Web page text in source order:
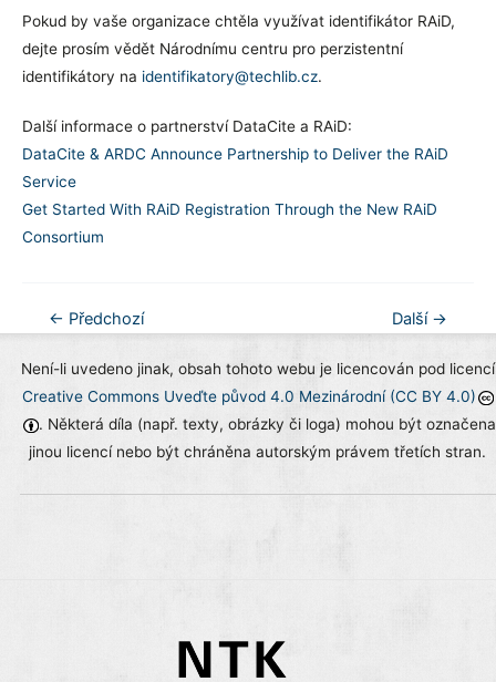
Pokud by vaše organizace chtěla využívat identifikátor RAiD,
dejte prosím vědět Národnímu centru pro perzistentní
identifikátory na identifikatory@techlib.cz.
Další informace o partnerství DataCite a RAiD:
DataCite & ARDC Announce Partnership to Deliver the RAiD
Service
Get Started With RAiD Registration Through the New RAiD
Consortium
Navigace
příspěvek
← Předchozí Další →
Není-li uvedeno jinak, obsah tohoto webu je licencován pod licencí
Creative Commons Uveďte původ 4.0 Mezinárodní (CC BY 4.0)
. Některá díla (např. texty, obrázky či loga) mohou být označena
jinou licencí nebo být chráněna autorským právem třetích stran.